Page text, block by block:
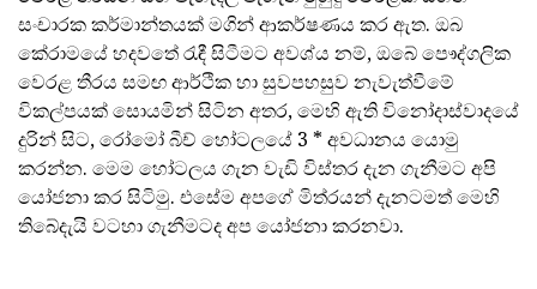
සංචාරක කර්මාන්තයක් මගින් ආකර්ෂණය කර ඇත. ඔබ
කේරාමයේ හදවතේ රැඳී සිටීමට අවශ්ය නම්, ඔබේ පෞද්ගලික
වෙරළ තීරය සමඟ ආර්ථික හා සුවපහසුව නැවැත්වීමේ
විකල්පයක් සොයමින් සිටින අතර, මෙහි ඇති විනෝදාස්වාදයේ
දුරින් සිට, රෝමෝ බීච් හෝටලයේ 3 * අවධානය යොමු
කරන්න. මෙම හෝටලය ගැන වැඩි විස්තර දැන ගැනීමට අපි
යෝජනා කර සිටිමු. එසේම අපගේ මිත්රයන් දැනටමත් මෙහි
තිබේදැයි වටහා ගැනීමටද අප යෝජනා කරනවා.